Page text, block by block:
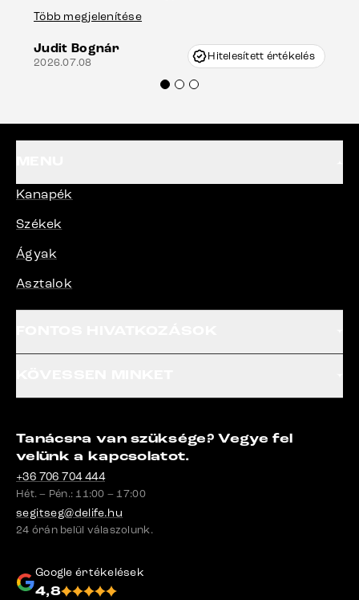
asztal talpánál, ami szállításkor
nagyon korrekten jártak el az ügyemben.
Mindenkinek ajánlani tudom a Delife
Több megjelenítése
Judit Bognár
2026.07.08 Hitelesített értékelés
Kanapék
Székek
Ágyak
Asztalok
Tanácsra van szüksége? Vegye fel
velünk a kapcsolatot.
+36 706 704 444
Hét. – Pén.: 11:00 – 17:00
segitseg@delife.hu
24 órán belül válaszolunk.
Google értékelések
4,8